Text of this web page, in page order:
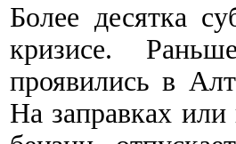
Более десятка
кризисе.
проявились в
На заправках или